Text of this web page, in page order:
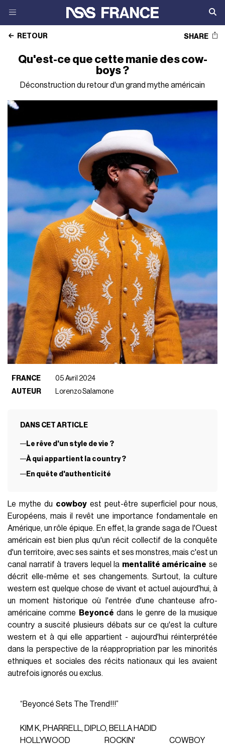
RETOUR SHARE
Qu'est-ce que cette manie des cow-
boys ?
Déconstruction du retour d'un grand mythe américain
FRANCE
05 Avril 2024
AUTEUR
Lorenzo Salamone
DANS CET ARTICLE
Le rêve d'un style de vie ?
À qui appartient la country ?
En quête d'authenticité
Le mythe du cowboy est peut-être superficiel pour nous,
Européens, mais il revêt une importance fondamentale en
Amérique, un rôle épique. En effet, la grande saga de l'Ouest
américain est bien plus qu'un récit collectif de la conquête
d'un territoire, avec ses saints et ses monstres, mais c'est un
canal narratif à travers lequel la mentalité américaine se
décrit elle-même et ses changements. Surtout, la culture
western est quelque chose de vivant et actuel aujourd'hui, à
un moment historique où l'entrée d'une chanteuse afro-
américaine comme
Beyoncé dans le genre de la musique
country a suscité plusieurs débats sur ce qu'est la culture
western et à qui elle appartient - aujourd'hui réinterprétée
dans la perspective de la réappropriation par les minorités
ethniques et sociales des récits nationaux qui les avaient
autrefois ignorés ou exclus.
“Beyoncé Sets The Trend!!!”
KIM K, PHARRELL, DIPLO, BELLA HADID
HOLLYWOOD ROCKIN' COWBOY